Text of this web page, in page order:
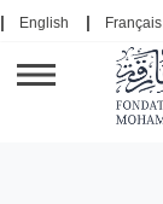
Français
English